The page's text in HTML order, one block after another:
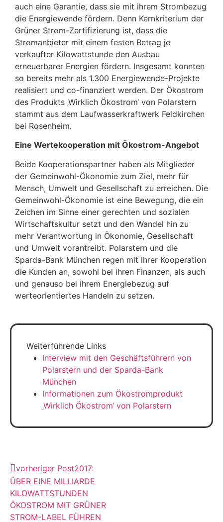
auch eine Garantie, dass sie mit ihrem Strombezug
die Energiewende fördern. Denn Kernkriterium der
Grüner Strom-Zertifizierung ist, dass die
Stromanbieter mit einem festen Betrag je
verkaufter Kilowattstunde den Ausbau
erneuerbarer Energien fördern. Insgesamt konnten
so bereits mehr als 1.300 Energiewende-Projekte
realisiert und co-finanziert werden. Der Ökostrom
des Produkts ‚Wirklich Ökostrom‘ von Polarstern
stammt aus dem Laufwasserkraftwerk Feldkirchen
bei Rosenheim.
Eine Wertekooperation mit Ökostrom-Angebot
Beide Kooperationspartner haben als Mitglieder
der Gemeinwohl-Ökonomie zum Ziel, mehr für
Mensch, Umwelt und Gesellschaft zu erreichen. Die
Gemeinwohl-Ökonomie ist eine Bewegung, die ein
Zeichen im Sinne einer gerechten und sozialen
Wirtschaftskultur setzt und den Wandel hin zu
mehr Verantwortung in Ökonomie, Gesellschaft
und Umwelt vorantreibt. Polarstern und die
Sparda-Bank München regen mit ihrer Kooperation
die Kunden an, sowohl bei ihren Finanzen, als auch
und genauso bei ihrem Energiebezug auf
werteorientiertes Handeln zu setzen.
Weiterführende Links
Interview mit den Geschäftsführern von
Polarstern und der Sparda-Bank
München
Informationen zum Ökostromprodukt
‚Wirklich Ökostrom‘ von Polarstern
vorheriger Post2017:
ÜBER EINE MILLIARDE
KILOWATTSTUNDEN
ÖKOSTROM MIT GRÜNER
STROM-LABEL FÜHREN